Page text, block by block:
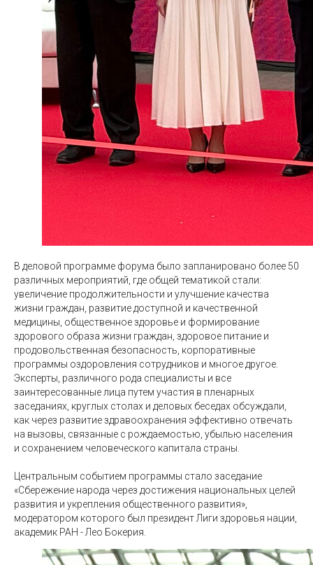
В деловой программе форума было запланировано более 50
различных мероприятий, где общей тематикой стали:
увеличение продолжительности и улучшение качества
жизни граждан, развитие доступной и качественной
медицины, общественное здоровье и формирование
здорового образа жизни граждан, здоровое питание и
продовольственная безопасность, корпоративные
программы оздоровления сотрудников и многое другое.
Эксперты, различного рода специалисты и все
заинтересованные лица путем участия в пленарных
заседаниях, круглых столах и деловых беседах обсуждали,
как через развитие здравоохранения эффективно отвечать
на вызовы, связанные с рождаемостью, убылью населения
и сохранением человеческого капитала страны.
Центральным событием программы стало заседание
«Сбережение народа через достижения национальных целей
развития и укрепления общественного развития»,
модератором которого был президент Лиги здоровья нации,
академик РАН - Лео Бокерия.